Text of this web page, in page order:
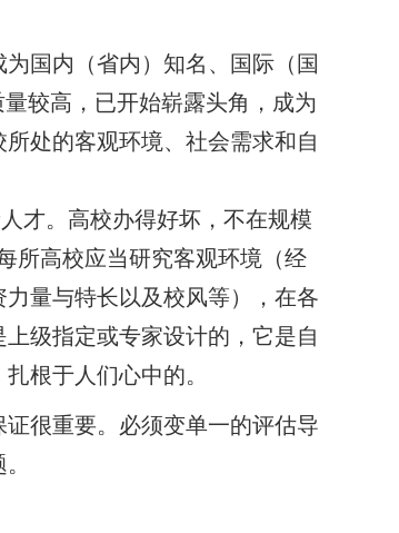
国内（省内）知名、国际（国
较高，已开始崭露头角，成为
处的客观环境、社会需求和自
才。高校办得好坏，不在规模
所高校应当研究客观环境（经
量与特长以及校风等），在各
级指定或专家设计的，它是自
根于人们心中的。
很重要。必须变单一的评估导